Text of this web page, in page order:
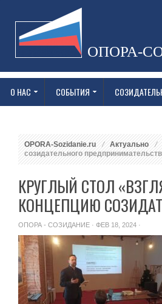
ОПОРА-
О НАС СОБЫТИЯ
OPORA-Sozidanie.ru Актуально
созидательного
КРУГЛЫЙ СТОЛ
КОНЦЕПЦИЮ
ОПОРА - СОЗИДАНИЕ · ФЕВ 18, 2024 ·